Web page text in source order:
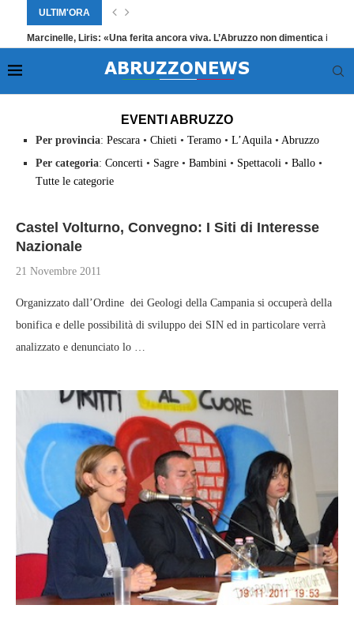
ULTIM'ORA
Marcinelle, Liris: «Una ferita ancora viva. L’Abruzzo non dimentica i suoi
Home Eventi Abruzzo»Pagina 3133
EVENTI ABRUZZO
Per provincia: Pescara • Chieti • Teramo • L’Aquila • Abruzzo
Per categoria: Concerti • Sagre • Bambini • Spettacoli • Ballo •
Tutte le categorie
Castel Volturno, Convegno: I Siti di Interesse
Nazionale
21 Novembre 2011
Organizzato dall’Ordine dei Geologi della Campania si occuperà della
bonifica e delle possibilità di sviluppo dei SIN ed in particolare verrà
analizzato e denunciato lo …